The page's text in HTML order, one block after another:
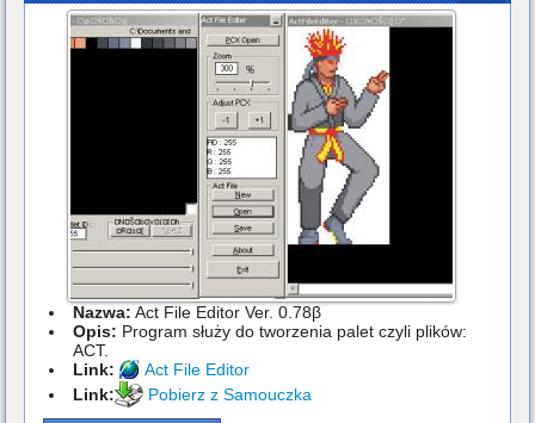
Nazwa: Act File Editor Ver. 0.78β
Opis: Program służy do tworzenia palet czyli plików:
ACT.
Link:
Act File Editor
Link:
Pobierz z Samouczka